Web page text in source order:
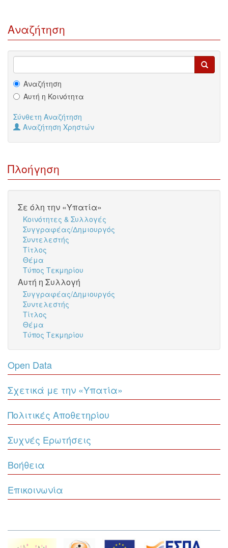
Αναζήτηση
Αναζήτηση
Αυτή η Κοινότητα
Σύνθετη Αναζήτηση
Αναζήτηση Χρηστών
Πλοήγηση
Σε όλη την «Υπατία»
Κοινότητες & Συλλογές
Συγγραφέας/Δημιουργός
Συντελεστής
Τίτλος
Θέμα
Τύπος Τεκμηρίου
Αυτή η Συλλογή
Συγγραφέας/Δημιουργός
Συντελεστής
Τίτλος
Θέμα
Τύπος Τεκμηρίου
Open Data
Σχετικά με την «Υπατία»
Πολιτικές Αποθετηρίου
Συχνές Ερωτήσεις
Βοήθεια
Επικοινωνία